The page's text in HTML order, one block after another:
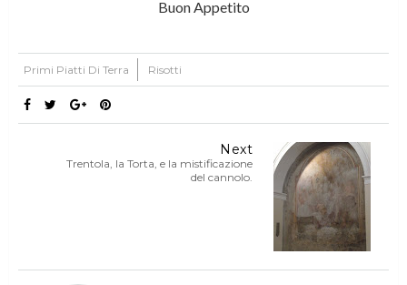
Buon Appetito
Primi Piatti Di Terra Risotti
Next
Trentola, la Torta, e la mistificazione
del cannolo.